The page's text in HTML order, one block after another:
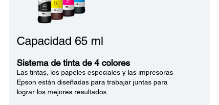
Capacidad 65 ml
Sistema de tinta de 4 colores
Las tintas, los papeles especiales y las impresoras
Epson están diseñadas para trabajar juntas para
lograr los mejores resultados.